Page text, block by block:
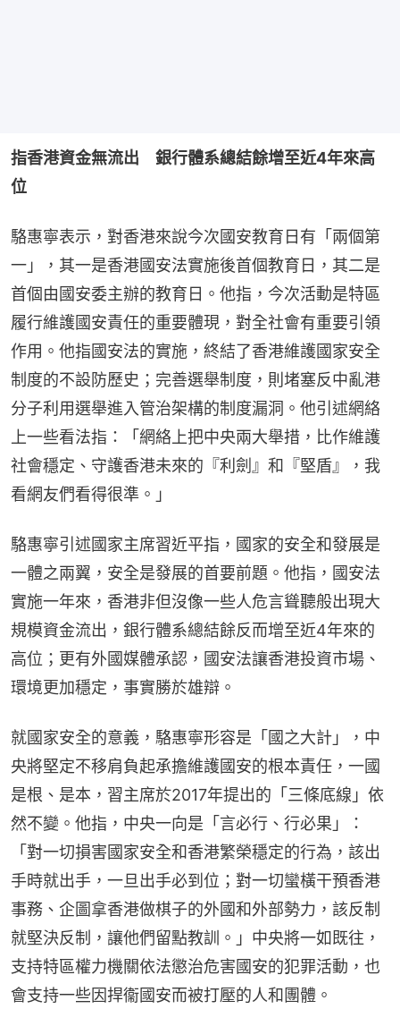
指香港資金無流出　銀行體系總結餘增至近4年來高
位
駱惠寧表示，對香港來說今次國安教育日有「兩個第
一」，其一是香港國安法實施後首個教育日，其二是
首個由國安委主辦的教育日。他指，今次活動是特區
履行維護國安責任的重要體現，對全社會有重要引領
作用。他指國安法的實施，終結了香港維護國家安全
制度的不設防歷史；完善選舉制度，則堵塞反中亂港
分子利用選舉進入管治架構的制度漏洞。他引述網絡
上一些看法指：「網絡上把中央兩大舉措，比作維護
社會穩定、守護香港未來的『利劍』和『堅盾』，我
看網友們看得很準。」
駱惠寧引述國家主席習近平指，國家的安全和發展是
一體之兩翼，安全是發展的首要前題。他指，國安法
實施一年來，香港非但沒像一些人危言聳聽般出現大
規模資金流出，銀行體系總結餘反而增至近4年來的
高位；更有外國媒體承認，國安法讓香港投資市場、
環境更加穩定，事實勝於雄辯。
就國家安全的意義，駱惠寧形容是「國之大計」，中
央將堅定不移肩負起承擔維護國安的根本責任，一國
是根、是本，習主席於2017年提出的「三條底線」依
然不變。他指，中央一向是「言必行、行必果」：
「對一切損害國家安全和香港繁榮穩定的行為，該出
手時就出手，一旦出手必到位；對一切蠻橫干預香港
事務、企圖拿香港做棋子的外國和外部勢力，該反制
就堅決反制，讓他們留點教訓。」中央將一如既往，
支持特區權力機關依法懲治危害國安的犯罪活動，也
會支持一些因捍衞國安而被打壓的人和團體。